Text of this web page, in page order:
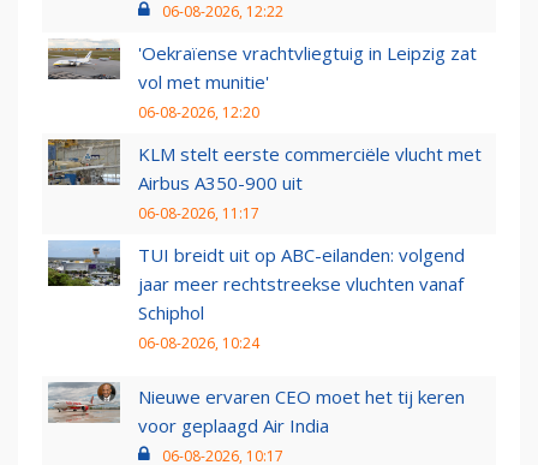
06-08-2026, 12:22
'Oekraïense vrachtvliegtuig in Leipzig zat
vol met munitie'
06-08-2026, 12:20
KLM stelt eerste commerciële vlucht met
Airbus A350-900 uit
06-08-2026, 11:17
TUI breidt uit op ABC-eilanden: volgend
jaar meer rechtstreekse vluchten vanaf
Schiphol
06-08-2026, 10:24
Nieuwe ervaren CEO moet het tij keren
voor geplaagd Air India
06-08-2026, 10:17